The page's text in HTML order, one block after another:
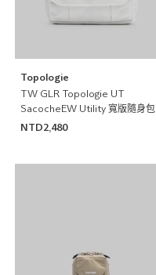
Topologie
TW GLR Topologie UT
SacocheEW Utility 寬版隨身包
NTD2,480